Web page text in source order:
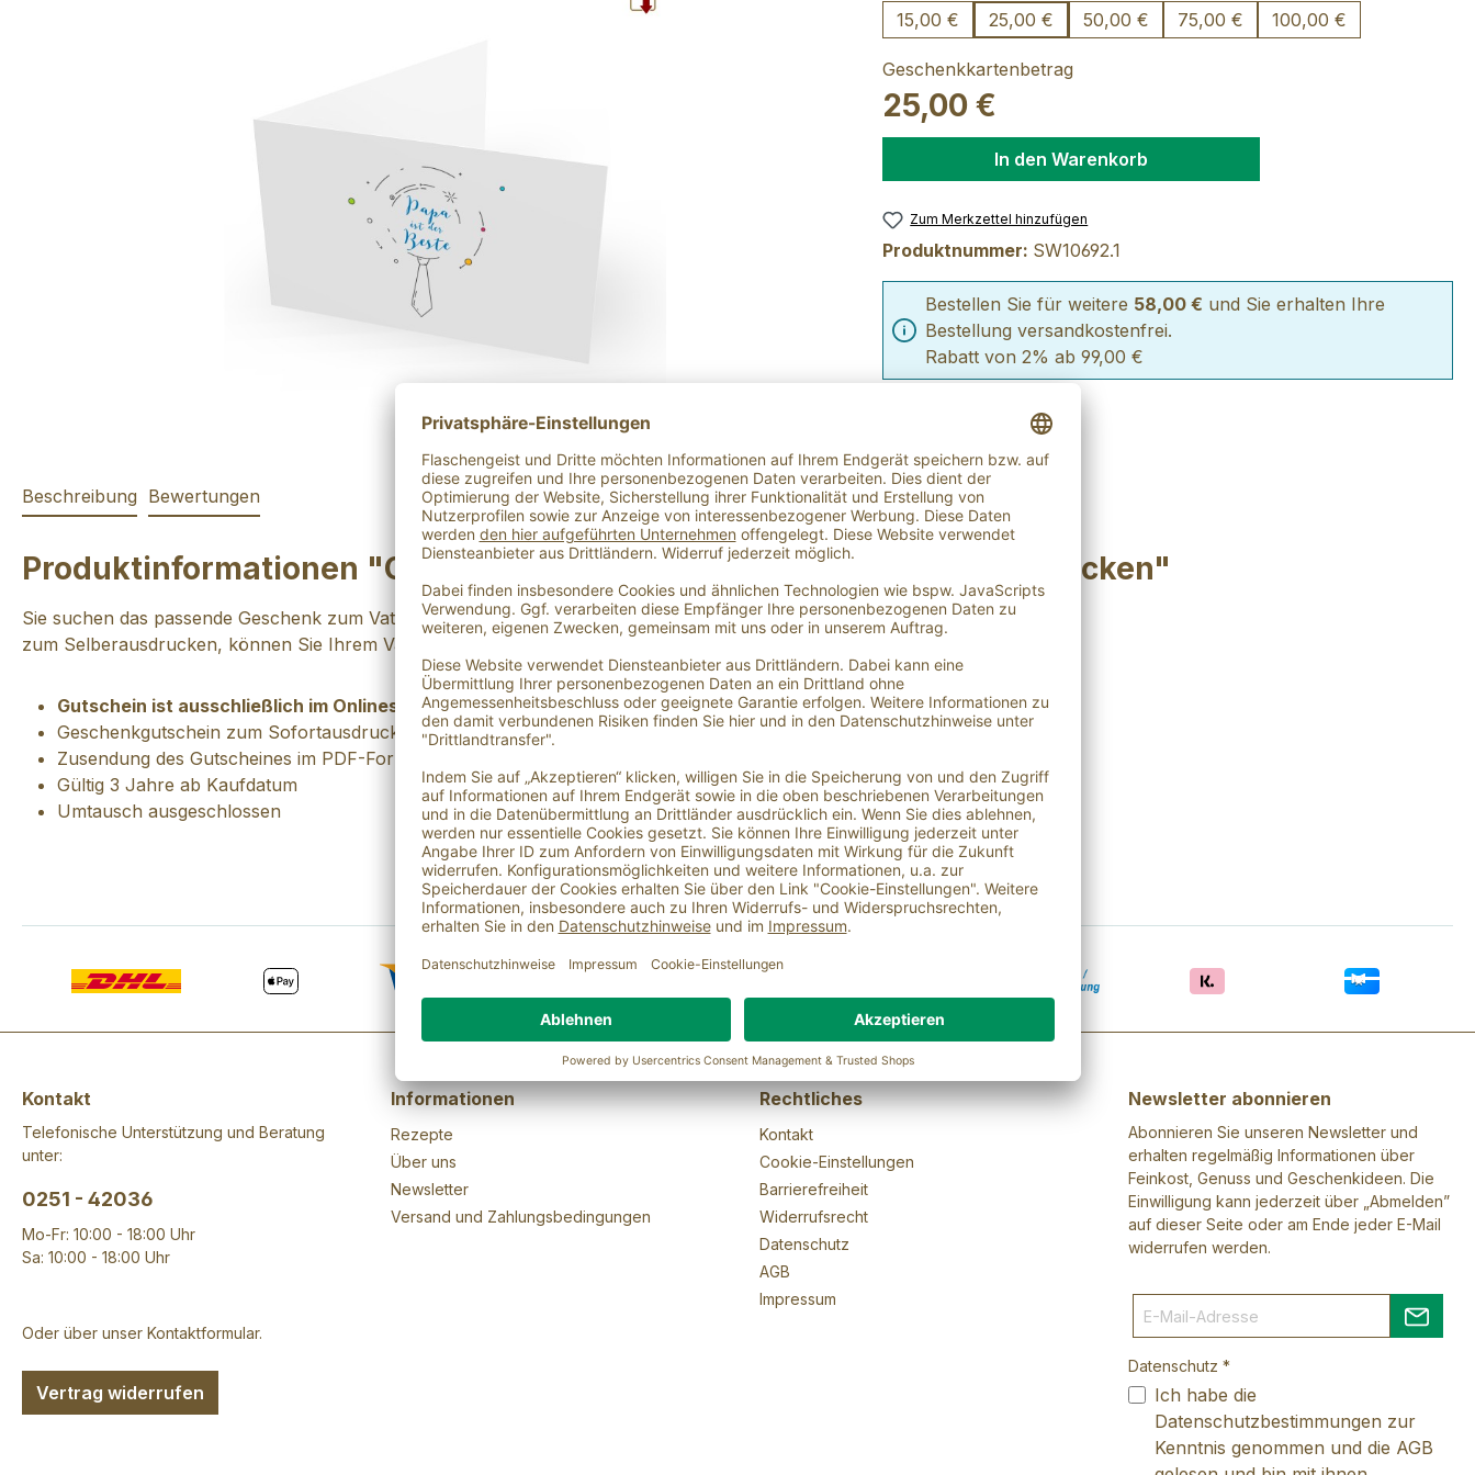
15,00 €
25,00 € 50,00 € 75,00 € 100,00 €
Geschenkkartenbetrag
25,00 €
In den Warenkorb
Zum Merkzettel hinzufügen
Produktnummer: SW10692.1
Bestellen Sie für weitere 58,00 € und Sie erhalten Ihre
Bestellung versandkostenfrei.
Rabatt von 2% ab 99,00 €
Beschreibung Bewertungen
Produktinformationen "Online-Geschenkgutschein Vatertag zum Drucken"
Sie suchen das passende Geschenk zum Vatertag? Mit unserem Geschenkgutschein Vatertag,
zum Selberausdrucken, können Sie Ihrem Vater eine Freude machen.
Gutschein ist ausschließlich im Onlineshop einlösbar
Geschenkgutschein zum Sofortausdrucken,ohne Versandkosten
Zusendung des Gutscheines im PDF-Format (A4 faltbar) an Ihre E-Mail Adresse
Gültig 3 Jahre ab Kaufdatum
Umtausch ausgeschlossen
Kontakt
Telefonische Unterstützung und Beratung
unter:
0251 - 42036
Mo-Fr: 10:00 - 18:00 Uhr
Sa: 10:00 - 18:00 Uhr
Oder über unser Kontaktformular.
Vertrag widerrufen
Informationen
Rezepte
Über uns
Newsletter
Versand und Zahlungsbedingungen
Rechtliches
Kontakt
Cookie-Einstellungen
Barrierefreiheit
Widerrufsrecht
Datenschutz
AGB
Impressum
Newsletter abonnieren
Abonnieren Sie unseren Newsletter und
erhalten regelmäßig Informationen über
Feinkost, Genuss und Geschenkideen. Die
Einwilligung kann jederzeit über „Abmelden”
auf dieser Seite oder am Ende jeder E-Mail
widerrufen werden.
Datenschutz *
Ich habe die
Datenschutzbestimmungen zur
Kenntnis genommen und die AGB